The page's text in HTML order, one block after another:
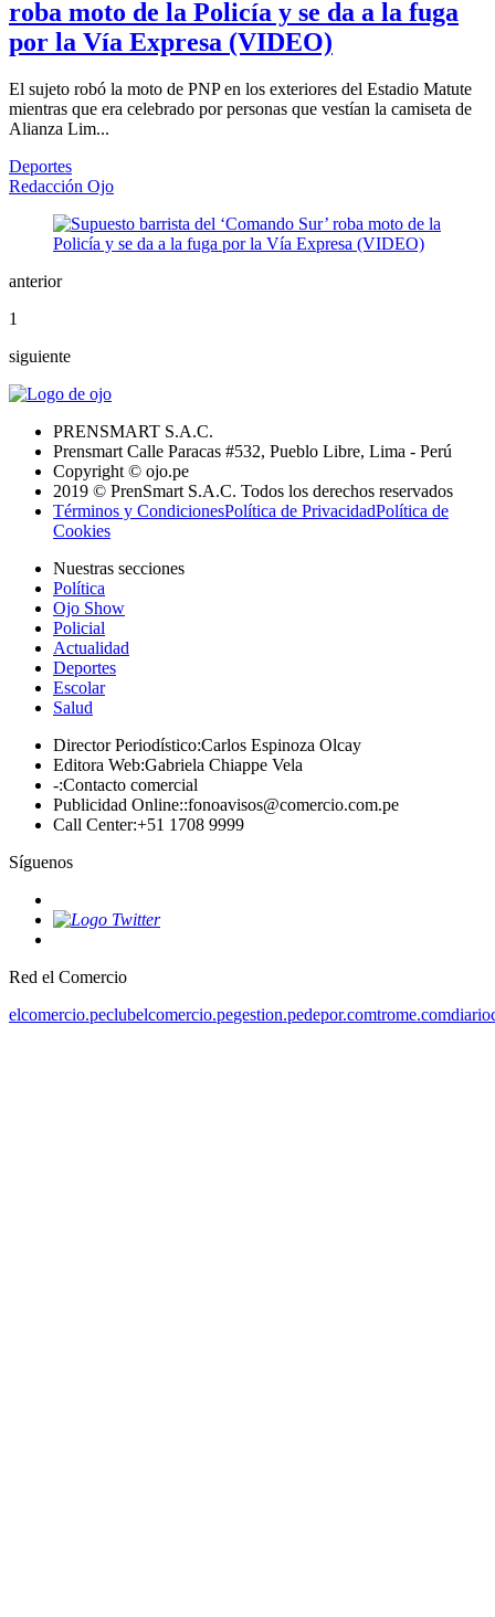
roba moto de la Policía y se da a la fuga
por la Vía Expresa (VIDEO)
El sujeto robó la moto de PNP en los exteriores del Estadio Matute
mientras que era celebrado por personas que vestían la camiseta de
Alianza Lim...
Deportes
Redacción Ojo
anterior
1
siguiente
PRENSMART S.A.C.
Prensmart Calle Paracas #532, Pueblo Libre, Lima - Perú
Copyright © ojo.pe
2019 © PrenSmart S.A.C. Todos los derechos reservados
Términos y CondicionesPolítica de PrivacidadPolítica de
Cookies
Nuestras secciones
Política
Ojo Show
Policial
Actualidad
Deportes
Escolar
Salud
Director Periodístico:Carlos Espinoza Olcay
Editora Web:Gabriela Chiappe Vela
-:Contacto comercial
Publicidad Online::fonoavisos@comercio.com.pe
Call Center:+51 1708 9999
Síguenos
Red el Comercio
elcomercio.peclubelcomercio.pegestion.pedepor.comtrome.com